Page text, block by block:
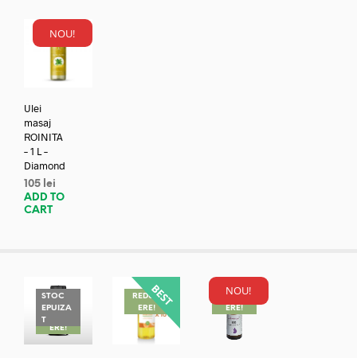
NOU!
Ulei
masaj
ROINITA
– 1 L –
Diamond
105 lei
ADD TO
CART
STOC
EPUIZA
TREDUC
ERE!
REDUC
ERE!
NOU!
REDUC
ERE!